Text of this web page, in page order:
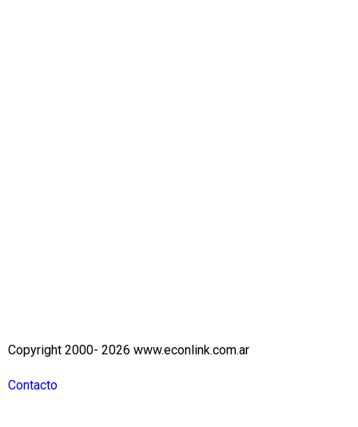
Copyright 2000- 2026 www.econlink.com.ar
Contacto